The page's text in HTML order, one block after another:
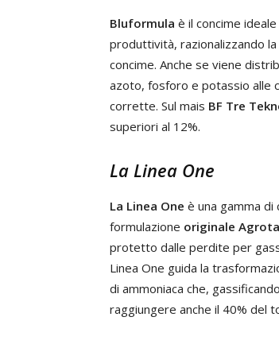
Bluformula è il concime
produttività, razionalizzando
concime. Anche se viene
azoto, fosforo e potassio alle
corrette. Sul mais BF Tre
superiori al 12%.
La Linea One
La Linea One è una gamma di
formulazione originale
protetto dalle perdite per
Linea One guida la
di ammoniaca che,
raggiungere anche il 40% del